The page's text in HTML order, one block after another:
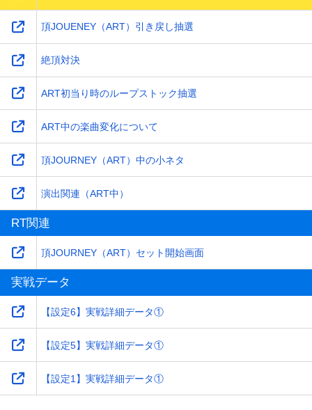
頂JOUENEY（ART）引き戻し抽選
絶頂対決
ART初当り時のループストック抽選
ART中の楽曲変化について
頂JOURNEY（ART）中の小ネタ
演出関連（ART中）
RT関連
頂JOURNEY（ART）セット開始画面
実戦データ
【設定6】実戦詳細データ①
【設定5】実戦詳細データ①
【設定1】実戦詳細データ①